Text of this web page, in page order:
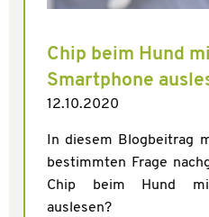
Chip beim Hund
Smartphone
12.10.2020
In diesem Blogbeitrag
bestimmten Frage
Chip beim Hund
auslesen?